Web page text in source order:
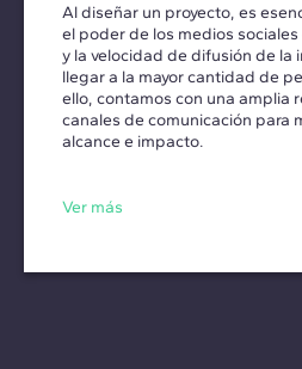
Al diseñar un proyecto, es
el poder de los medios
y la velocidad de difusión de la
llegar a la mayor cantidad de
ello, contamos con una amplia
canales de comunicación para
alcance e impacto.
Ver más